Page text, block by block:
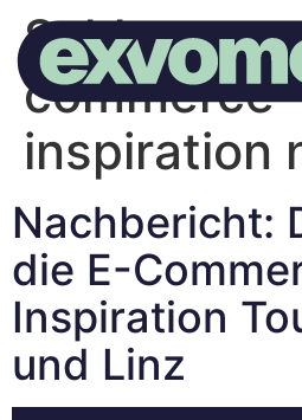
commerce
inspiration
Nachbericht:
die E-
Inspiration
und Linz